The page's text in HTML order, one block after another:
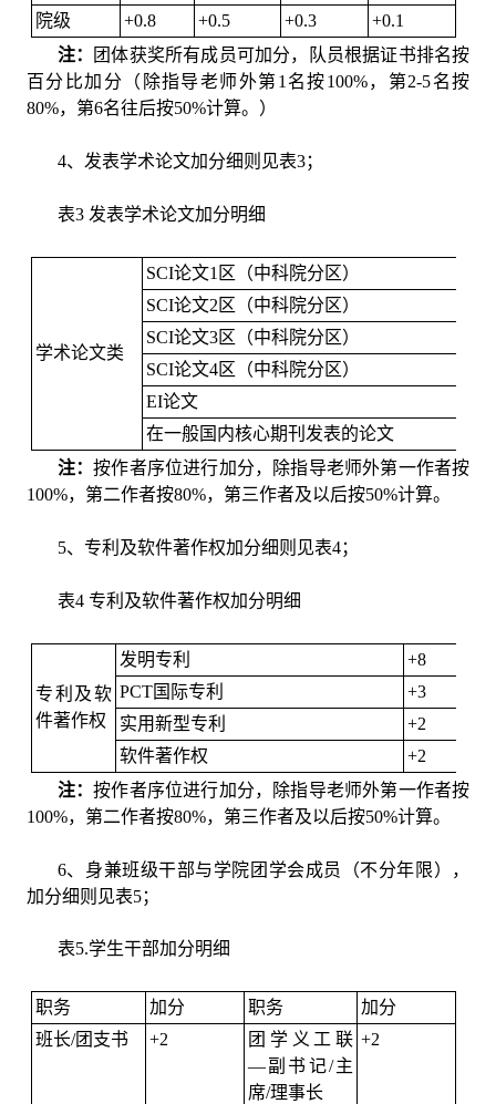
院级
+0.8 +0.5 +0.3
+0.1
注：
团体获奖所有成员可加分，队员根据证书排名按
百分比加分（除指导老师外第1名按100%，第2-5名按
80%，第6名往后按50%计算。）
4、发表学术论文加分细则见表3；
表3 发表学术论文加分明细
学术论文类
SCI论文1区（中科院分区）
SCI论文2区（中科院分区）
SCI论文3区（中科院分区）
SCI论文4区（中科院分区）
EI论文
在一般国内核心期刊发表的论文
注：按作者序位进行加分，除指导老师外第一作者按
100%，第二作者按80%，第三作者及以后按50%计算。
5、专利及软件著作权加分细则见表4；
表4 专利及软件著作权加分明细
专利及软
件著作权
发明专利
+8
PCT国际专利
+3
实用新型专利
+2
软件著作权
+2
注：按作者序位进行加分，除指导老师外第一作者按
100%，第二作者按80%，第三作者及以后按50%计算。
6、身兼班级干部与学院团学会成员（不分年限），
加分细则见表5；
表5.学生干部加分明细
职务 加分 职务
加分
班长/团支书
+2
团学义工联
—副书记/主
席/理事长
+2